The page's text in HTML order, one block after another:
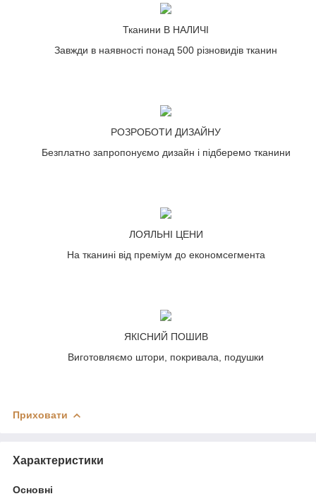
Тканини В НАЛИЧІ
Завжди в наявності понад 500 різновидів тканин
РОЗРОБОТИ ДИЗАЙНУ
Безплатно запропонуємо дизайн і підберемо тканини
ЛОЯЛЬНІ ЦЕНИ
На тканині від преміум до економсегмента
ЯКІСНИЙ ПОШИВ
Виготовляємо штори, покривала, подушки
Приховати
Характеристики
Основні